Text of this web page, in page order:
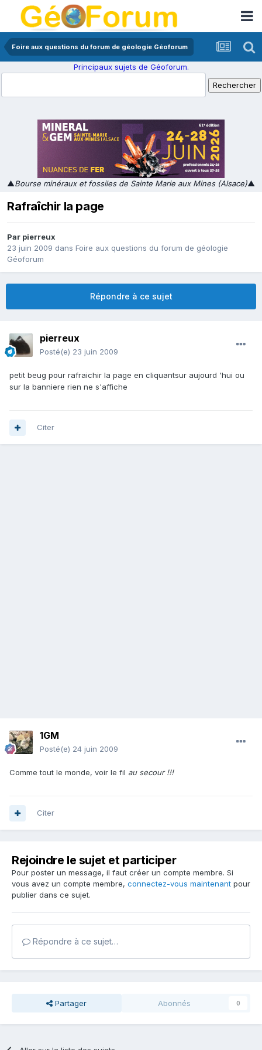
Foire aux questions du forum de géologie Géoforum
Principaux sujets de Géoforum.
▲Bourse minéraux et fossiles de Sainte Marie aux Mines (Alsace)▲
Rafraîchir la page
Par pierreux
23 juin 2009 dans Foire aux questions du forum de géologie
Géoforum
Répondre à ce sujet
pierreux
Posté(e) 23 juin 2009
petit beug pour rafraichir la page en cliquantsur aujourd 'hui ou
sur la banniere rien ne s'affiche
Citer
1GM
Posté(e) 24 juin 2009
Comme tout le monde, voir le fil au secour !!!
Citer
Rejoindre le sujet et participer
Pour poster un message, il faut créer un compte membre. Si
vous avez un compte membre, connectez-vous maintenant pour
publier dans ce sujet.
Répondre à ce sujet…
Partager Abonnés 0